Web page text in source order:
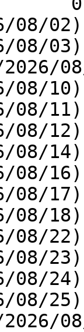
08/
08/
2026/
08/
08/
08/
08/
08/
08/
08/
08/
08/
08/
08/